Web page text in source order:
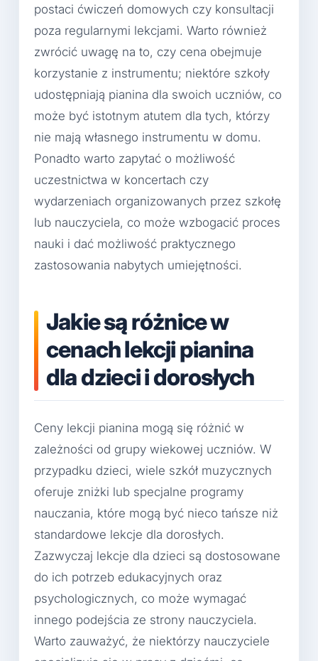
postaci ćwiczeń domowych czy konsultacji
poza regularnymi lekcjami. Warto również
zwrócić uwagę na to, czy cena obejmuje
korzystanie z instrumentu; niektóre szkoły
udostępniają pianina dla swoich uczniów, co
może być istotnym atutem dla tych, którzy
nie mają własnego instrumentu w domu.
Ponadto warto zapytać o możliwość
uczestnictwa w koncertach czy
wydarzeniach organizowanych przez szkołę
lub nauczyciela, co może wzbogacić proces
nauki i dać możliwość praktycznego
zastosowania nabytych umiejętności.
Jakie są różnice w
cenach lekcji pianina
dla dzieci i dorosłych
Ceny lekcji pianina mogą się różnić w
zależności od grupy wiekowej uczniów. W
przypadku dzieci, wiele szkół muzycznych
oferuje zniżki lub specjalne programy
nauczania, które mogą być nieco tańsze niż
standardowe lekcje dla dorosłych.
Zazwyczaj lekcje dla dzieci są dostosowane
do ich potrzeb edukacyjnych oraz
psychologicznych, co może wymagać
innego podejścia ze strony nauczyciela.
Warto zauważyć, że niektórzy nauczyciele